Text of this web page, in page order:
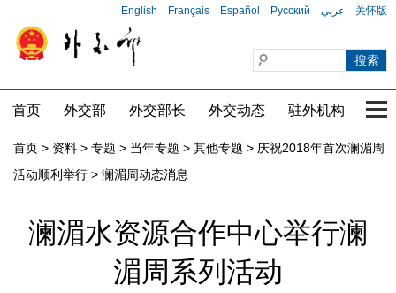
English Français Español Русский عربي 关怀版
首页 外交部 外交部长 外交动态 驻外机构 国
首页 > 资料 > 专题 > 当年专题 > 其他专题 > 庆祝2018年首次澜湄周
活动顺利举行 > 澜湄周动态消息
澜湄水资源合作中心举行澜
湄周系列活动